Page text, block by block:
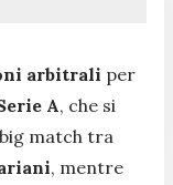
arbitrali per
A, che si
match tra
, mentre